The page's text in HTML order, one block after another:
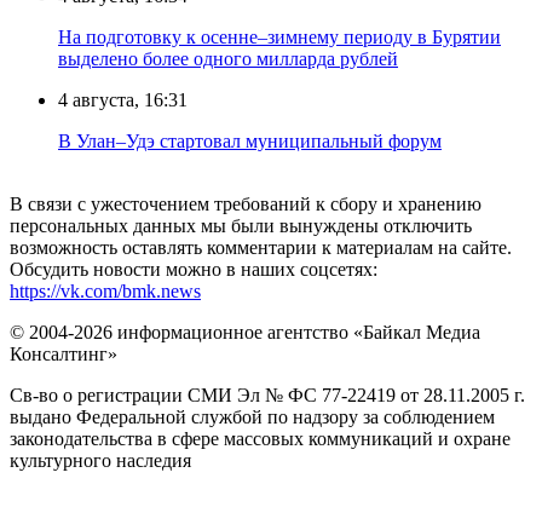
На подготовку к осенне–зимнему периоду в Бурятии
выделено более одного милларда рублей
4 августа, 16:31
В Улан–Удэ стартовал муниципальный форум
В связи с ужесточением требований к сбору и хранению
персональных данных мы были вынуждены отключить
возможность оставлять комментарии к материалам на сайте.
Обсудить новости можно в наших соцсетях:
https://vk.com/bmk.news
© 2004-2026 информационное агентство «Байкал Медиа
Консалтинг»
Св-во о регистрации СМИ Эл № ФС 77-22419 от 28.11.2005 г.
выдано Федеральной службой по надзору за соблюдением
законодательства в сфере массовых коммуникаций и охране
культурного наследия